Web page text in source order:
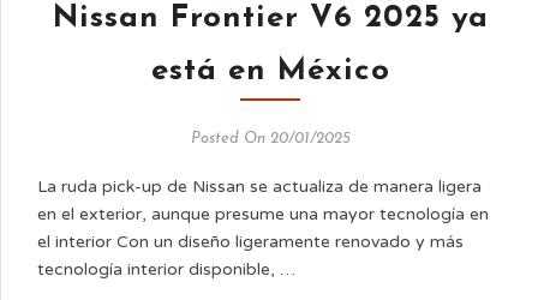
Nissan Frontier V6 2025 ya
está en México
Posted On 20/01/2025
La ruda pick-up de Nissan se actualiza de manera ligera
en el exterior, aunque presume una mayor tecnología en
el interior Con un diseño ligeramente renovado y más
tecnología interior disponible, …